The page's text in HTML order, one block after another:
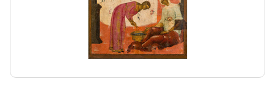
Ювелирные изделия